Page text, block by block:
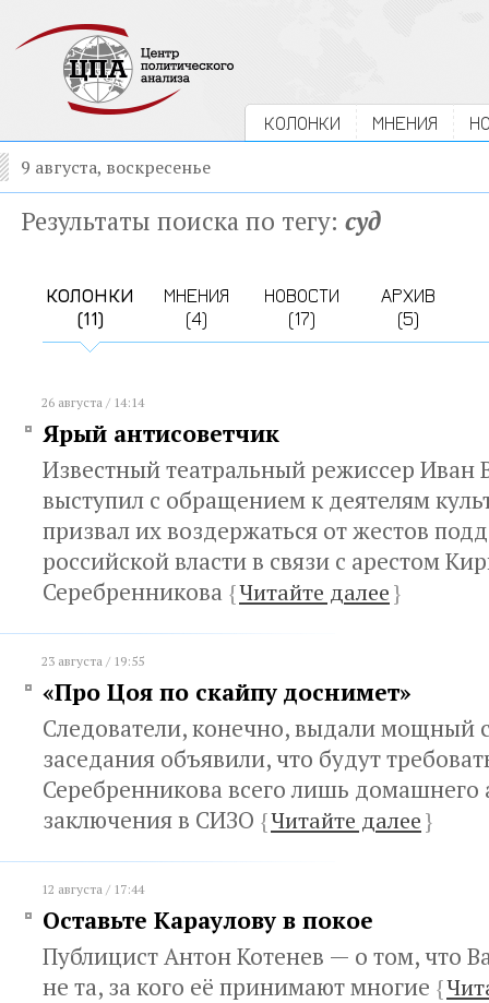
КОЛОНКИ МНЕНИЯ
9 августа, воскресенье
Результаты поиска по тегу: суд
КОЛОНКИ
(11)
МНЕНИЯ
(4)
НОВОСТИ
(17)
АРХИВ
(5)
26 августа / 14:14
Ярый антисоветчик
Известный театральный режиссер Иван
выступил с обращением к деятелям
призвал их воздержаться от жестов
российской власти в связи с арестом
Серебренникова {Читайте далее}
23 августа / 19:55
«Про Цоя по скайпу доснимет»
Следователи, конечно, выдали мощный
заседания объявили, что будут
Серебренникова всего лишь домашнего
заключения в СИЗО {Читайте далее}
12 августа / 17:44
Оставьте Караулову в покое
Публицист Антон Котенев — о том, что
не та, за кого её принимают многие {